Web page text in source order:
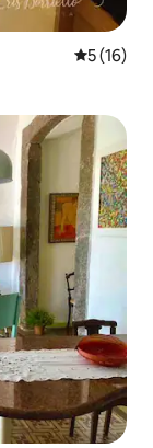
Средна
5 (16)